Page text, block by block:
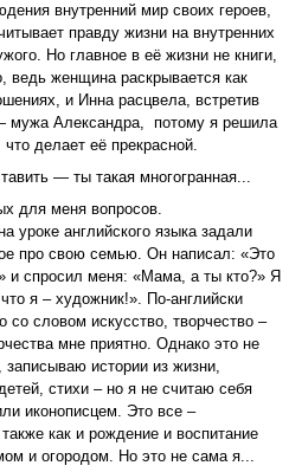
внутренний мир своих героев,
правду жизни на внутренних
Но главное в её жизни не книги,
ведь женщина раскрывается как
и Инна расцвела, встретив
мужа Александра, потому я решила
делает её прекрасной.
— ты такая многогранная...
для меня вопросов.
уроке английского языка задали
про свою семью. Он написал: «Это
спросил меня: «Мама, а ты кто?» Я
я – художник!». По-английски
со словом искусство, творчество –
мне приятно. Однако это не
истории из жизни,
стихи – но я не считаю себя
иконописцем. Это все –
как и рождение и воспитание
и огородом. Но это не сама я...